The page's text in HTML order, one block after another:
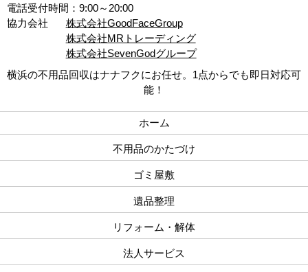
電話受付時間：9:00～20:00
協力会社
株式会社GoodFaceGroup
株式会社MRトレーディング
株式会社SevenGodグループ
横浜の不用品回収はナナフクにお任せ。1点からでも即日対応可
能！
ホーム
不用品のかたづけ
ゴミ屋敷
遺品整理
リフォーム・解体
法人サービス